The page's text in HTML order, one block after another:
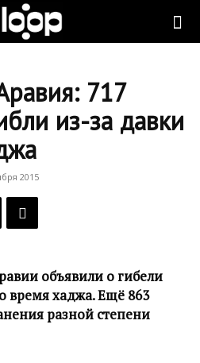
717
из-за давки
2015
объявили о гибели
время хаджа. Ещё 863
разной степени